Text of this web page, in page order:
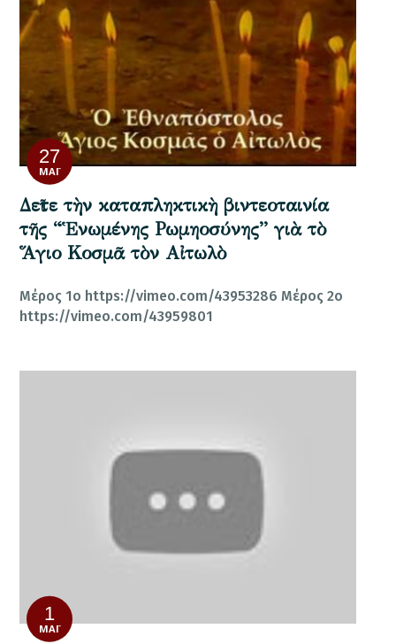
27
ΜΆΙ
Δεῖτε τὴν καταπληκτικὴ βιντεοταινία
τῆς “Ἑνωμένης Ρωμηοσύνης” γιὰ τὸ
Ἅγιο Κοσμᾶ τὸν Αἰτωλὸ
Μέρος 1ο https://vimeo.com/43953286 Μέρος 2ο
https://vimeo.com/43959801
1
ΜΆΙ